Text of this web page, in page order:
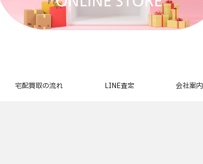
宅配買取の流れ LINE査定 会社案内